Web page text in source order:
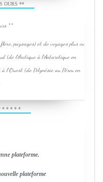
OURS **
paysages) et de voyages plus ou
(de l'Arctique à l'Antarctique en
l'Ouest (de Polynésie au Pérou en
* * * * *
plateforme.
plateforme